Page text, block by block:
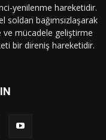
yenilenme hareketidir.
soldan bağımsızlaşarak
mücadele geliştirme
bir direniş hareketidir.